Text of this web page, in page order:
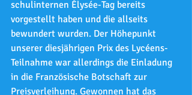
schulinternen Élysée-Tag bereits
vorgestellt haben und die allseits
bewundert wurden. Der Höhepunkt
unserer diesjährigen Prix des Lycéens-
Teilnahme war allerdings die Einladung
in die Französische Botschaft zur
Preisverleihung. Gewonnen hat das